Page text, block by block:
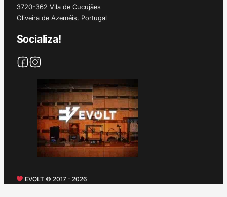
3720-362 Vila de Cucujães
Oliveira de Azeméis, Portugal
Socializa!
EVOLT © 2017 - 2026